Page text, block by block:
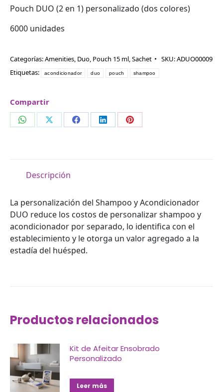
Pouch DUO (2 en 1) personalizado (dos colores)
6000 unidades
Categorías:Amenities, Duo, Pouch 15 ml,Sachet SKU:ADUO00009
Etiquetas:
acondicionador duo pouch shampoo
Compartir
CompartirCompartirCompartirCompartirCompartir
Descripción
La personalización del Shampoo y Acondicionador
DUO reduce los costos de personalizar shampoo y
acondicionador por separado, lo identifica con el
establecimiento y le otorga un valor agregado a la
estadía del huésped.
Productos relacionados
Kit de Afeitar Ensobrado
Personalizado
Leer más